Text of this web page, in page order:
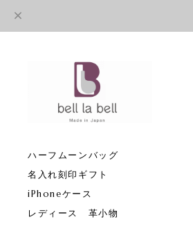
ハーフムーンバッグ
名入れ刻印ギフト
iPhoneケース
レディース 革小物